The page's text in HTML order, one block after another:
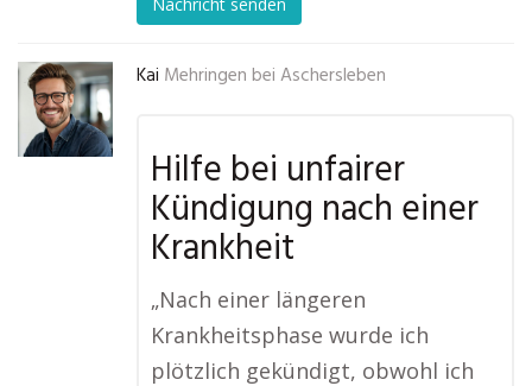
Kai Mehringen bei Aschersleben
Hilfe bei unfairer
Kündigung nach einer
Krankheit
„Nach einer längeren
Krankheitsphase wurde ich
plötzlich gekündigt, obwohl ich